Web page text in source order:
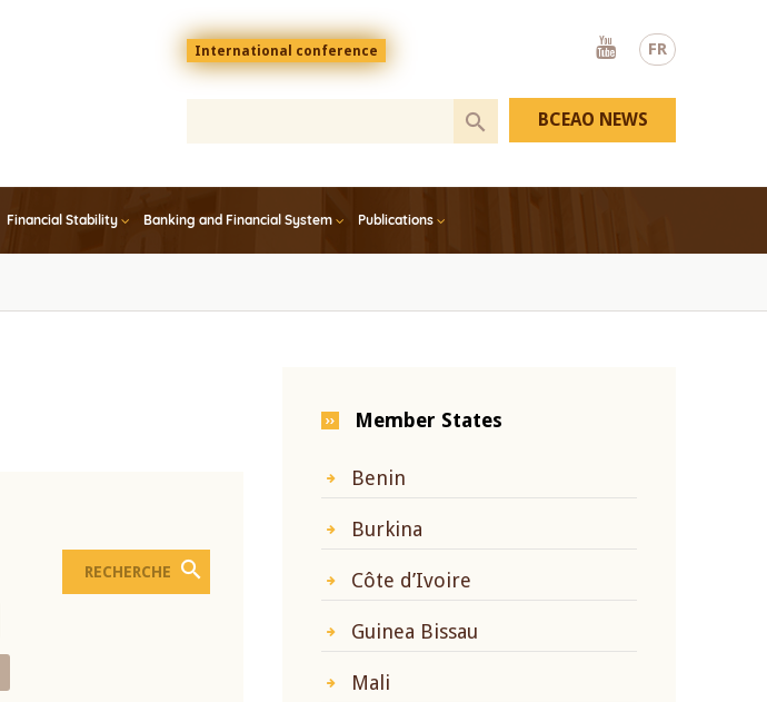
FR
Menu
top
En
International conference
Youtube
Financial Stability Banking and Financial System Publications
BCEAO NEWS
Member States
Benin
Burkina
Côte d’Ivoire
Guinea Bissau
Mali